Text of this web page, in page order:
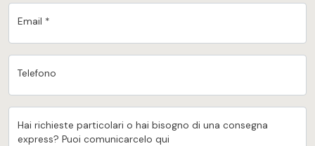
Email *
Telefono
Hai richieste particolari o hai bisogno di una consegna
express? Puoi comunicarcelo qui